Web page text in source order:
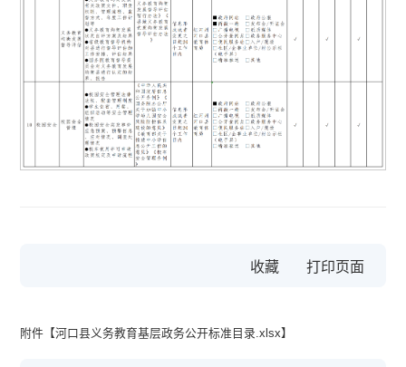
收藏
附件【河口县义务教育基层政务公开标准目录.xlsx】